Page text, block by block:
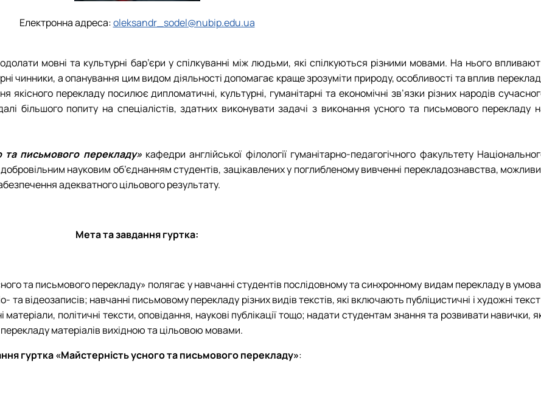
Електронна адреса:oleksandr_sodel@nubip.edu.ua
мовні та культурні бар’єри у спілкуванні між людьми, які спілкуються різними мовами. На нього
чинники, а опанування цим видом діяльності допомагає краще зрозуміти природу, особливості та вплив
перекладу посилює дипломатичні, культурні, гуманітарні та економічні зв’язки різних народів
більшого попиту на спеціалістів, здатних виконувати задачі з виконання усного та письмового перекладу
та письмового перекладу»кафедри англійської філології гуманітарно-педагогічного факультету
науковим об’єднанням студентів, зацікавлених у поглибленому вивченні перекладознавства,
адекватного цільового результату.
Мета та завдання гуртка:
та письмового перекладу» полягає у навчанні студентів послідовному та синхронному видам перекладу в
та відеозаписів; навчанні письмовому перекладу різних видів текстів, які включають публіцистичні і художні
матеріали, політичні тексти, оповідання, наукові публікації тощо; надати студентам знання та розвивати навички,
матеріалів вихідною та цільовою мовами.
гуртка «Майстерність усного та письмового перекладу»: